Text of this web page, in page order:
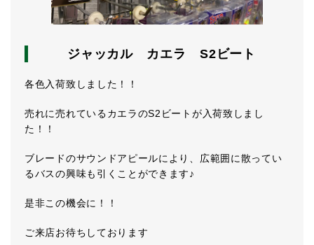
ジャッカル カエラ S2ビート
各色入荷致しました！！
売れに売れているカエラのS2ビートが入荷致しまし
た！！
ブレードのサウンドアピールにより、広範囲に散ってい
るバスの興味も引くことができます♪
是非この機会に！！
ご来店お待ちしております